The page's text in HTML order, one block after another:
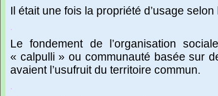
Il était une fois la propriété d’usage selon
.
Le fondement de l’organisation
« calpulli » ou communauté basée sur
avaient l’usufruit du territoire commun.
.